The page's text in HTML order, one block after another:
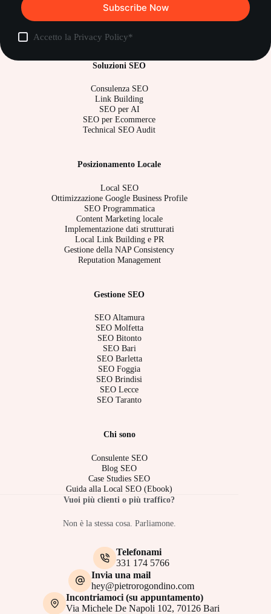
Subscribe Now
Accetto la Privacy Policy*
Soluzioni SEO
Consulenza SEO
Link Building
SEO per AI
SEO per Ecommerce
Technical SEO Audit
Posizionamento Locale
Local SEO
Ottimizzazione Google Business Profile
SEO Programmatica
Content Marketing locale
Implementazione dati strutturati
Local Link Building e PR
Gestione della NAP Consistency
Reputation Management
Gestione SEO
SEO Altamura
SEO Molfetta
SEO Bitonto
SEO Bari
SEO Barletta
SEO Foggia
SEO Brindisi
SEO Lecce
SEO Taranto
Chi sono
Consulente SEO
Blog SEO
Case Studies SEO
Guida alla Local SEO (Ebook)
Vuoi più clienti o più traffico?
Non è la stessa cosa. Parliamone.
Telefonami
331 174 5766
Invia una mail
hey@pietrorogondino.com
Incontriamoci (su appuntamento)
Via Michele De Napoli 102, 70126 Bari